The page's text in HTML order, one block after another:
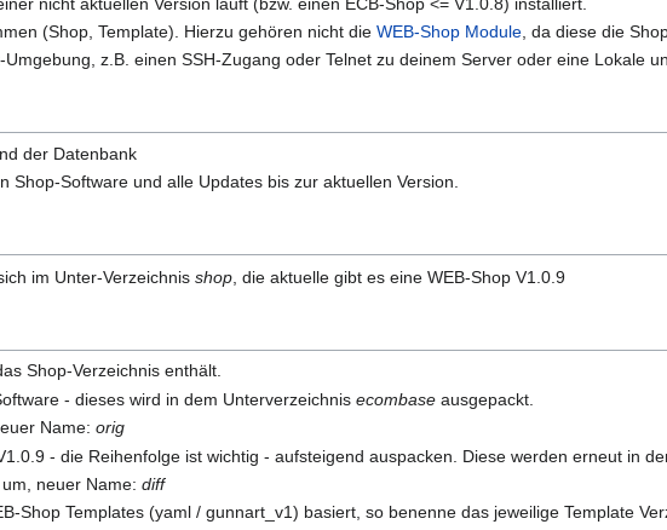
(Shop, Template). Hierzu gehören nicht dieWEB-Shop Module , da diese die
z.B. einen SSH-Zugang oder Telnet zu deinem Server oder eine Lokale
der Datenbank
Shop-Software und alle Updates bis zur aktuellen Version.
im Unter-Verzeichnis shop , die aktuelle gibt es eine WEB-Shop V1.0.9
Shop-Verzeichnis enthält.
- dieses wird in dem Unterverzeichnisecombase ausgepackt.
Name:orig
- die Reihenfolge ist wichtig - aufsteigend auspacken. Diese werden erneut in
um, neuer Name:diff
Shop Templates (yaml / gunnart_v1) basiert, so benenne das jeweilige Template